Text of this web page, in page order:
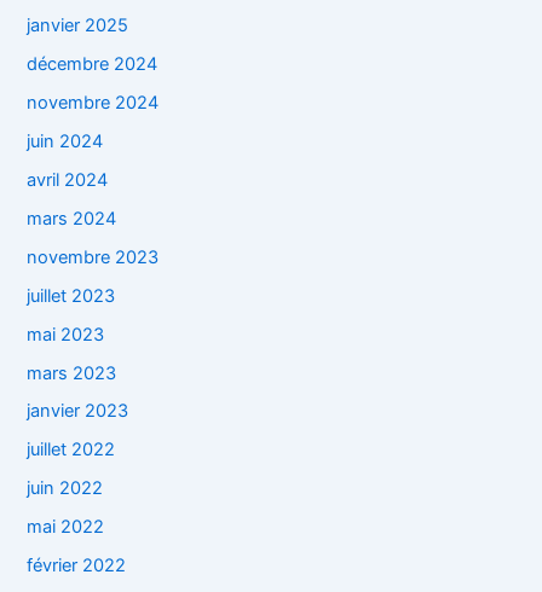
janvier 2025
décembre 2024
novembre 2024
juin 2024
avril 2024
mars 2024
novembre 2023
juillet 2023
mai 2023
mars 2023
janvier 2023
juillet 2022
juin 2022
mai 2022
février 2022